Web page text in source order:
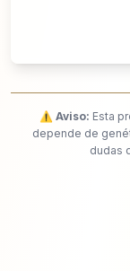
⚠️ Aviso: Esta
depende de
dudas